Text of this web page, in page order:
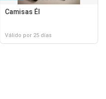
Camisas Él
Válido por 25 días